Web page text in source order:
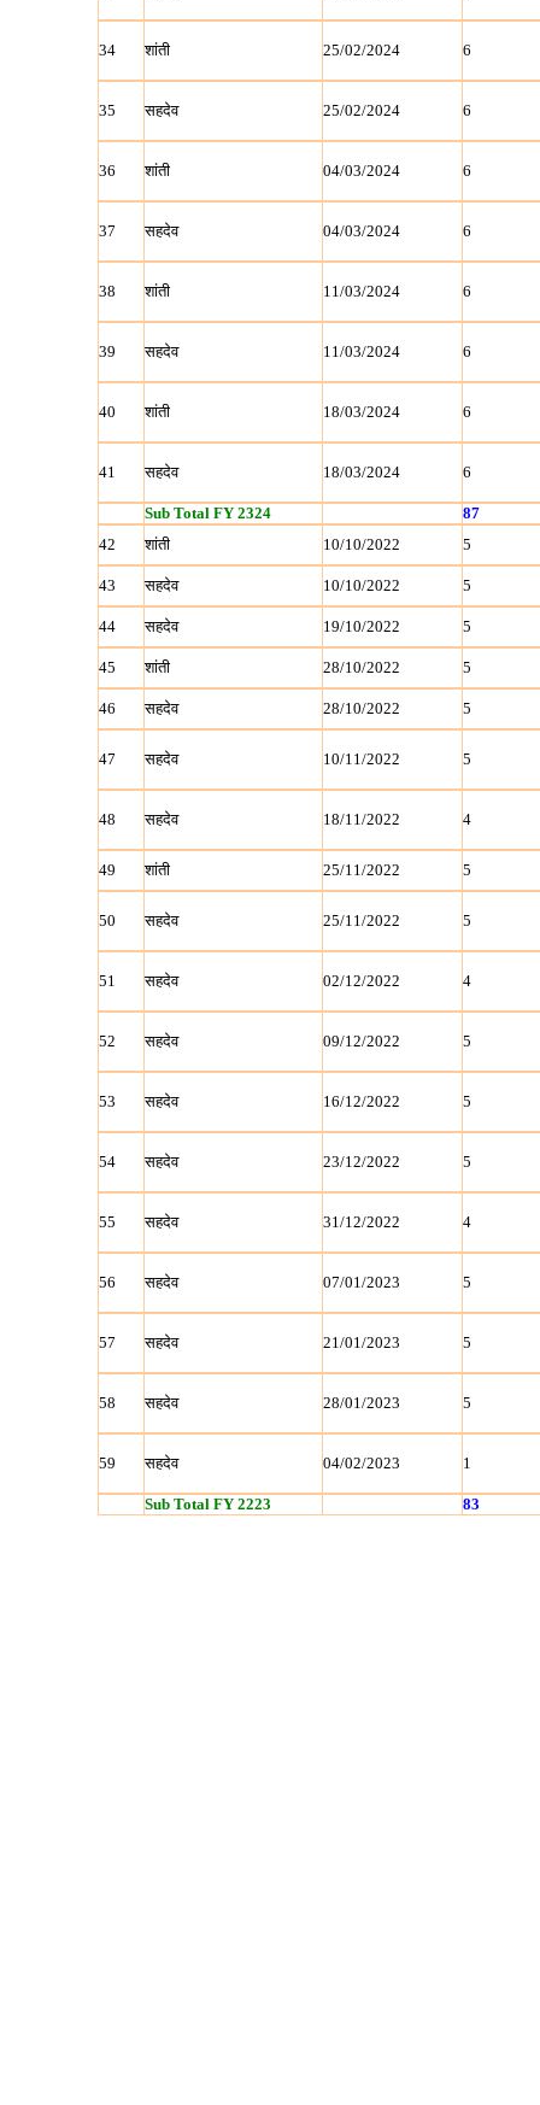
34 शांती 25/02/2024 6
35 सहदेव 25/02/2024 6
36 शांती 04/03/2024 6
37 सहदेव 04/03/2024 6
38 शांती 11/03/2024 6
39 सहदेव 11/03/2024 6
40 शांती 18/03/2024 6
41 सहदेव 18/03/2024 6
Sub Total FY 2324
87
42
शांती 10/10/2022 5
43 सहदेव 10/10/2022 5
44 सहदेव 19/10/2022 5
45 शांती 28/10/2022 5
46 सहदेव 28/10/2022 5
47 सहदेव 10/11/2022 5
48 सहदेव 18/11/2022 4
49 शांती 25/11/2022 5
50 सहदेव 25/11/2022 5
51 सहदेव 02/12/2022 4
52 सहदेव 09/12/2022 5
53 सहदेव 16/12/2022 5
54 सहदेव 23/12/2022 5
55 सहदेव 31/12/2022 4
56 सहदेव 07/01/2023 5
57 सहदेव 21/01/2023 5
58 सहदेव 28/01/2023 5
59 सहदेव 04/02/2023 1
Sub Total FY 2223 83